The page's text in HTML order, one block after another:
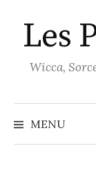
au
contenu
Les
Wicca,
MENU